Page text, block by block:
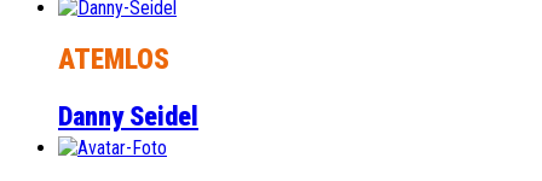
ATEMLOS
Danny Seidel